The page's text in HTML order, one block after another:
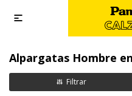

Alpargatas Hombre